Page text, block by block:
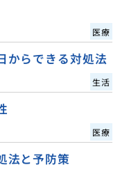
医療
からできる対処法
生活
医療
法と予防策